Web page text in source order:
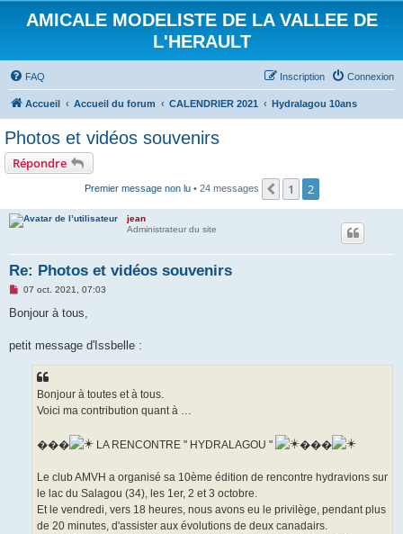
AMICALE MODELISTE DE LA VALLEE DE
L'HERAULT
FAQ Connexion
Inscription
Accueil Accueil du forum CALENDRIER 2021 Hydralagou 10ans
Photos et vidéos souvenirs
Répondre
Premier message non lu• 24 messages Précédent
1 2
jean
Administrateur du site
Re: Photos et vidéos souvenirs
M
s
g
07 oct. 2021, 07:03
Bonjour à tous,
petit message d'Issbelle :
Bonjour à toutes et à tous.
Voici ma contribution quant à …
��� LA RENCONTRE " HYDRALAGOU " ���
Le club AMVH a organisé sa 10ème édition de rencontre hydravions sur
le lac du Salagou (34), les 1er, 2 et 3 octobre.
Et le vendredi, vers 18 heures, nous avons eu le privilège, pendant plus
de 20 minutes, d'assister aux évolutions de deux canadairs.